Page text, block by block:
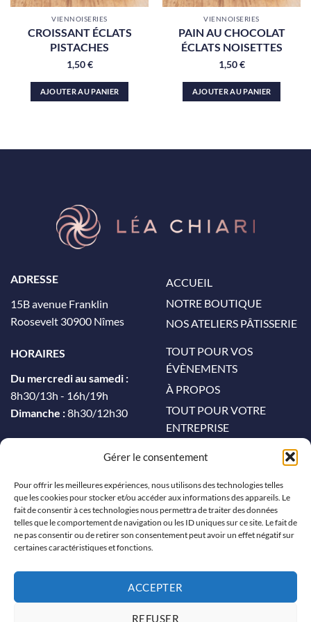
Gérer le consentement
Pour offrir les meilleures expériences, nous utilisons des technologies telles
que les cookies pour stocker et/ou accéder aux informations des appareils. Le
fait de consentir à ces technologies nous permettra de traiter des données
telles que le comportement de navigation ou les ID uniques sur ce site. Le fait de
ne pas consentir ou de retirer son consentement peut avoir un effet négatif sur
certaines caractéristiques et fonctions.
ACCEPTER
REFUSER
VIENNOISERIES
CROISSANT ÉCLATS
PISTACHES
1,50€
AJOUTER AU PANIER
VIENNOISERIES
PAIN AU CHOCOLAT
ÉCLATS NOISETTES
1,50€
AJOUTER AU PANIER
ADRESSE
15B avenue Franklin
Roosevelt 30900 Nîmes
HORAIRES
Du mercredi au samedi :
8h30/13h - 16h/19h
Dimanche :8h30/12h30
ACCUEIL
NOTRE BOUTIQUE
NOS ATELIERS PÂTISSERIE
TOUT POUR VOS
ÉVÈNEMENTS
À PROPOS
TOUT POUR VOTRE
ENTREPRISE
CONTACT
04 66 64 56 53
contact@leachiari-patisserie.fr